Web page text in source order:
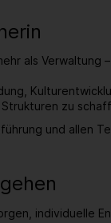
als
zu
und allen
individuelle